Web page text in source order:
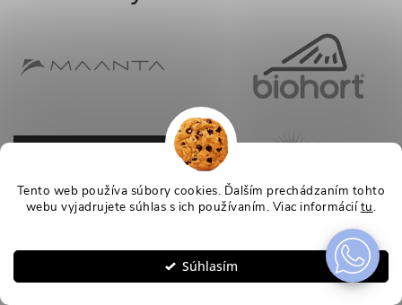
Tento web používa súbory cookies. Ďalším prechádzaním tohto
webu vyjadrujete súhlas s ich používaním. Viac informáciítu.
Súhlasím